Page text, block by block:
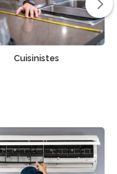
Cuisinistes